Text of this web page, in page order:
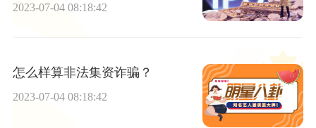
2023-07-04 08:18:42
怎么样算非法集资诈骗？
2023-07-04 08:18:42